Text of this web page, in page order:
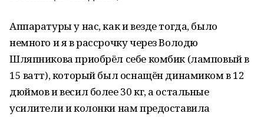
Аппаратуры у нас, как и везде тогда, было
немного и я в рассрочку через Володю
Шляпникова приобрёл себе комбик (ламповый в
15 ватт), который был оснащён динамиком в 12
дюймов и весил более 30 кг, а остальные
усилители и колонки нам предоставила